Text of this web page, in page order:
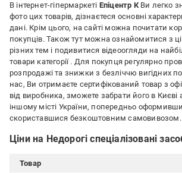
В інтернет-гіпермаркеті Епіцентр КВи легко
фото цих товарів, дізнаєтеся основні
дані. Крім цього, на сайті можна почитати
покупців. Також тут можна ознайомитися з
різних тем і подивитися відеоогляди на
товари категорії . Для покупця регулярно
розпродажі та знижки з безліччю вигідних
нас, Ви отримаєте сертифікований товар з
від виробника, зможете забрати його в Києві
іншому місті України, попередньо
скориставшися безкоштовним самовивозом.
Ціни на Недорогі спеціалізовані
Товар